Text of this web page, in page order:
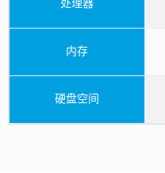
处理器
内存
硬盘空间